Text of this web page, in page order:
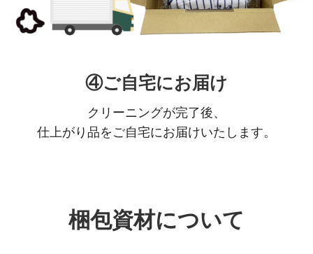
④ご自宅にお届け
クリーニングが完了後、
仕上がり品をご自宅にお届けいたします。
梱包資材について